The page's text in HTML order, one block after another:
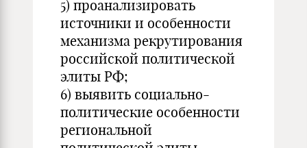
5) проанализировать
источники и особенности
механизма рекрутирования
российской политической
элиты РФ;
6) выявить социально-
политические особенности
региональной